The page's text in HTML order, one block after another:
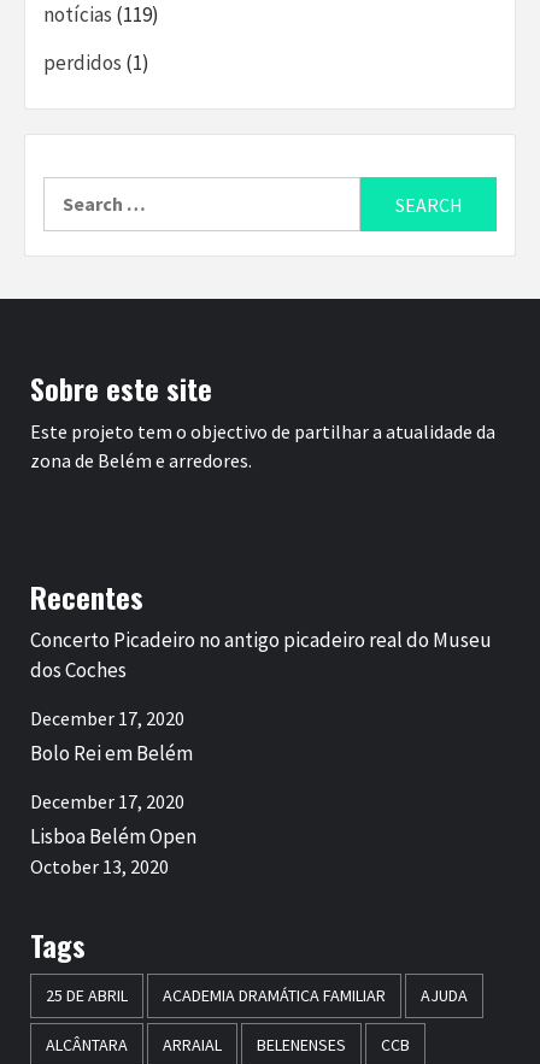
notícias (119)
perdidos (1)
Sobre este site
Este projeto tem o objectivo de partilhar a atualidade da
zona de Belém e arredores.
Recentes
Concerto Picadeiro no antigo picadeiro real do Museu
dos Coches
December 17, 2020
Bolo Rei em Belém
December 17, 2020
Lisboa Belém Open
October 13, 2020
Tags
25 DE ABRIL ACADEMIA DRAMÁTICA FAMILIAR AJUDA
ALCÂNTARA ARRAIAL BELENENSES CCB